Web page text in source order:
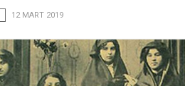
12 MART 2019